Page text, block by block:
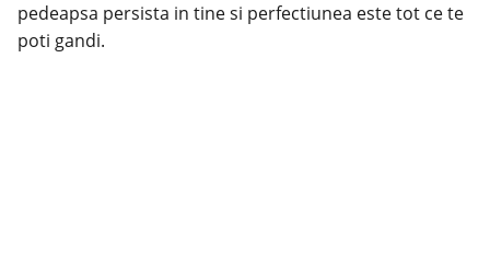
pedeapsa persista in tine si perfectiunea este tot ce te
poti gandi.